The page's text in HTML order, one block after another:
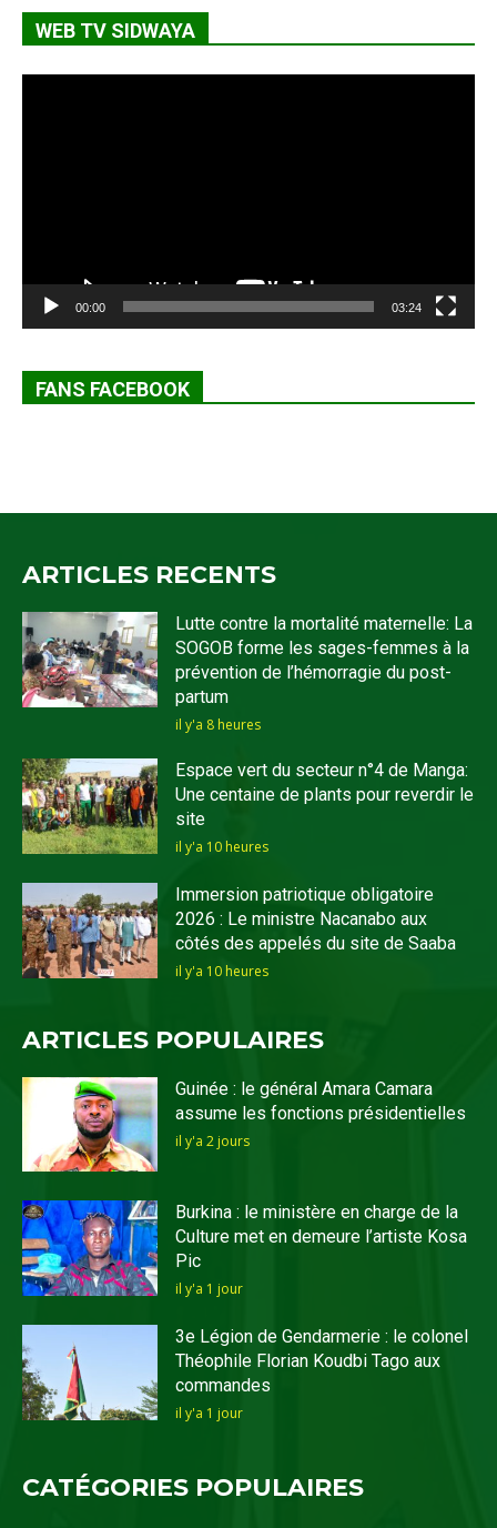
WEB TV SIDWAYA
00:00 03:24
FANS FACEBOOK
ARTICLES RECENTS
Lutte contre la mortalité maternelle: La
SOGOB forme les sages-femmes à la
prévention de l’hémorragie du post-
partum
il y'a 8 heures
Espace vert du secteur n°4 de Manga:
Une centaine de plants pour reverdir le
site
il y'a 10 heures
Immersion patriotique obligatoire
2026 : Le ministre Nacanabo aux
côtés des appelés du site de Saaba
il y'a 10 heures
ARTICLES POPULAIRES
Guinée : le général Amara Camara
assume les fonctions présidentielles
il y'a 2 jours
Burkina : le ministère en charge de la
Culture met en demeure l’artiste Kosa
Pic
il y'a 1 jour
3e Légion de Gendarmerie : le colonel
Théophile Florian Koudbi Tago aux
commandes
il y'a 1 jour
CATÉGORIES POPULAIRES